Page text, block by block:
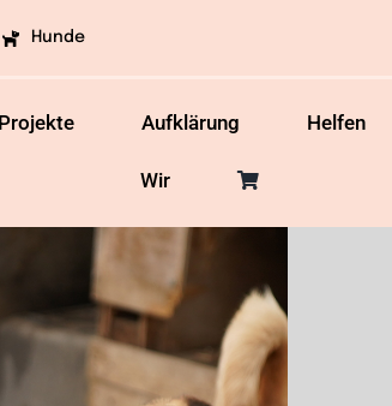
Hunde
Projekte Aufklärung Helfen
Wir